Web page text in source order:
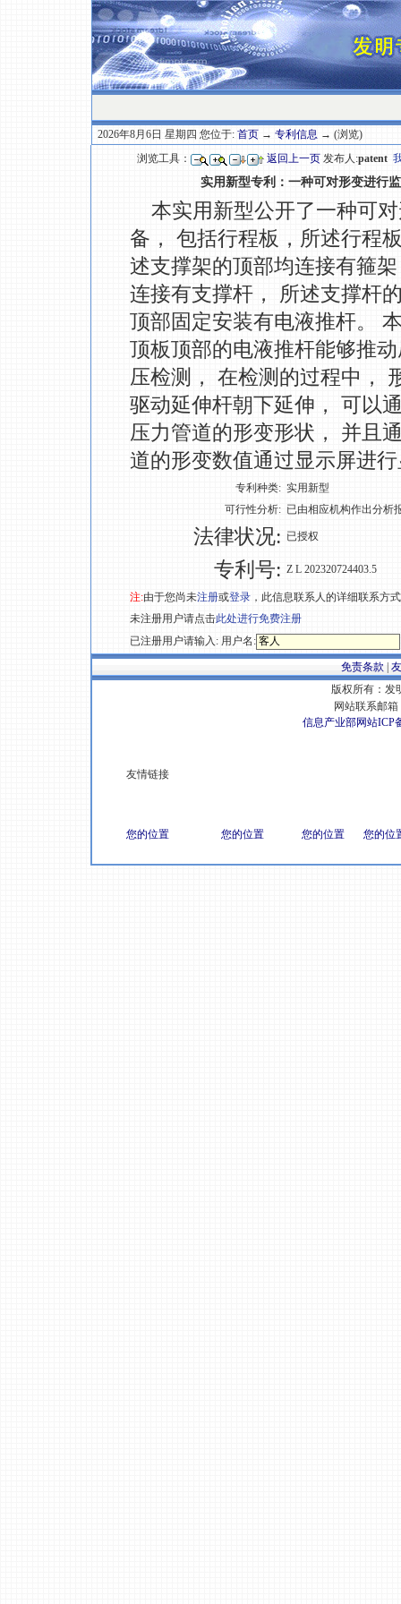
2026年8月6日 星期四 您位于: 首页 → 专利信息 → (浏览)
浏览工具：
返回上一页 发布人:patent
实用新型专利：一种可对形变进行
本实用新型公开了一种可
备， 包括行程板，所述行程
述支撑架的顶部均连接有箍
连接有支撑杆， 所述支撑杆
顶部固定安装有电液推杆。
顶板顶部的电液推杆能够推
压检测， 在检测的过程中，
驱动延伸杆朝下延伸， 可以
压力管道的形变形状， 并且
道的形变数值通过显示屏进
专利种类: 实用新型
可行性分析: 已由相应机构作出分析
法律状况: 已授权
专利号: Z L 202320724403.5
注:由于您尚未注册或登录 ，此信息联系人的详细联系方
未注册用户请点击此处进行免费注册
已注册用户请输入: 用户名:
免责条款
版权所有：发
网站联系邮箱
信息产业部网站ICP
友情链接
您的位置 您的位置 您的位置 您的位